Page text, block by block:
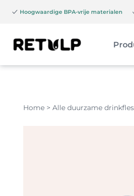
Hoogwaardige BPA-vrije materialen
Home > Alle duurzame